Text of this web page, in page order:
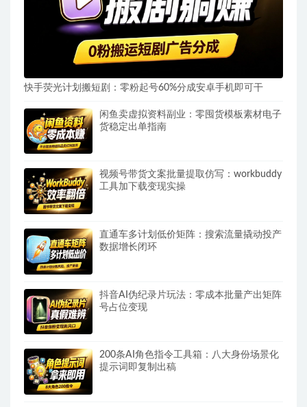
快手荧光计划搬短剧：零粉起号60%分成安卓手机即可干
闲鱼卖虚拟资料副业：零囤货模板素材电子
货稳定出单指南
视频号带货文案批量提取仿写：workbuddy
工具加下载变现实操
直通车多计划低价矩阵：搜索流量撬动投产
数据增长闭环
抖音AI伪纪录片玩法：零成本批量产出矩阵
号占位变现
200条AI角色指令工具箱：八大身份场景化
提示词即复制出稿